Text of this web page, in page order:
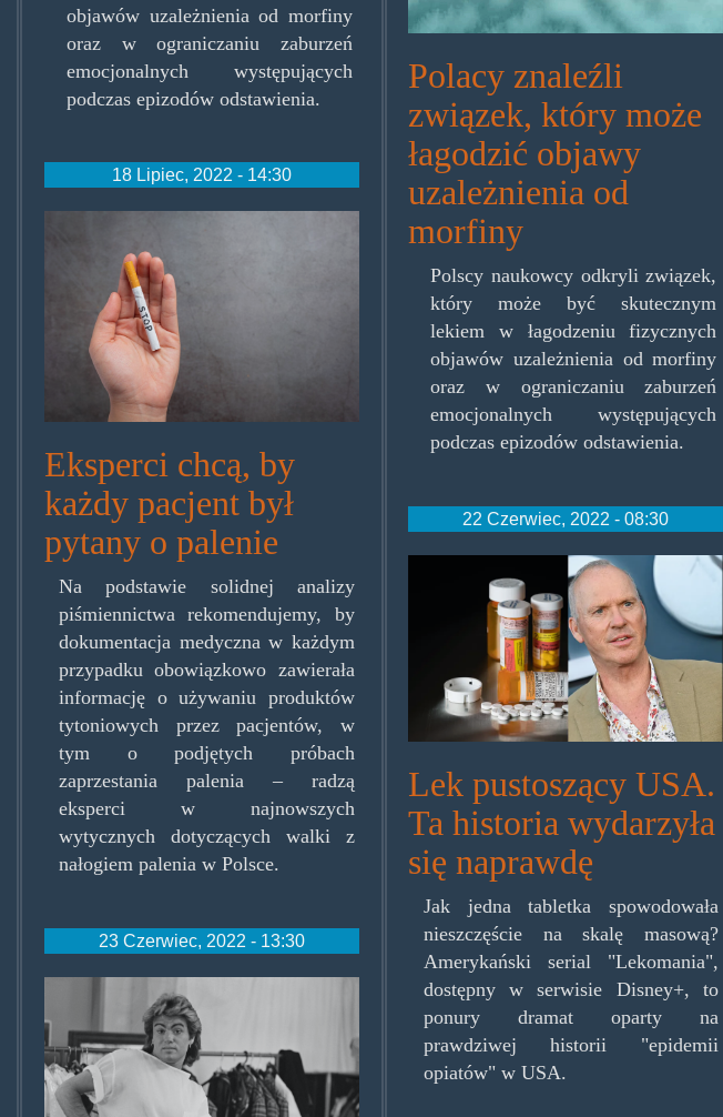
objawów uzależnienia od morfiny
oraz w ograniczaniu zaburzeń
emocjonalnych występujących
podczas epizodów odstawienia.
18 Lipiec, 2022 - 14:30
Eksperci chcą, by
każdy pacjent był
pytany o palenie
Na podstawie solidnej analizy
piśmiennictwa rekomendujemy, by
dokumentacja medyczna w każdym
przypadku obowiązkowo zawierała
informację o używaniu produktów
tytoniowych przez pacjentów, w
tym o podjętych próbach
zaprzestania palenia – radzą
eksperci w najnowszych
wytycznych dotyczących walki z
nałogiem palenia w Polsce.
23 Czerwiec, 2022 - 13:30
lastchristmas.jpg
Polacy znaleźli
związek, który może
łagodzić objawy
uzależnienia od
morfiny
Polscy naukowcy odkryli związek,
który może być skutecznym
lekiem w łagodzeniu fizycznych
objawów uzależnienia od morfiny
oraz w ograniczaniu zaburzeń
emocjonalnych występujących
podczas epizodów odstawienia.
22 Czerwiec, 2022 - 08:30
keaton.png
Lek pustoszący USA.
Ta historia wydarzyła
się naprawdę
Jak jedna tabletka spowodowała
nieszczęście na skalę masową?
Amerykański serial "Lekomania",
dostępny w serwisie Disney+, to
ponury dramat oparty na
prawdziwej historii "epidemii
opiatów" w USA.